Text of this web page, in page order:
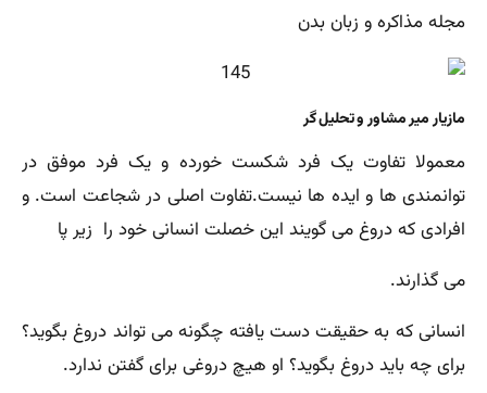
مجله مذاکره و زبان بدن
مازیار میر مشاور و تحلیل گر
معمولا تفاوت یک فرد شکست خورده و یک فرد موفق در
توانمندی ها و ایده ها نیست.تفاوت اصلی در شجاعت است. و
افرادی که دروغ می گویند این خصلت انسانی خود را زیر پا
می گذارند.
انسانی که به حقیقت دست یافته چگونه می تواند دروغ بگوید؟
برای چه باید دروغ بگوید؟ او هیچ دروغی برای گفتن ندارد.